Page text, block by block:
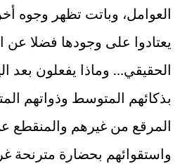
العوامل، وباتت تظهر وجوه
يعتادوا على وجودها فضلا عن
الحقيقي… وماذا يفعلون بعد
بذكائهم المتوسط وذواتهم
المرقع من غيرهم والمنقطع
واستقوائهم بحضارة مترنحة